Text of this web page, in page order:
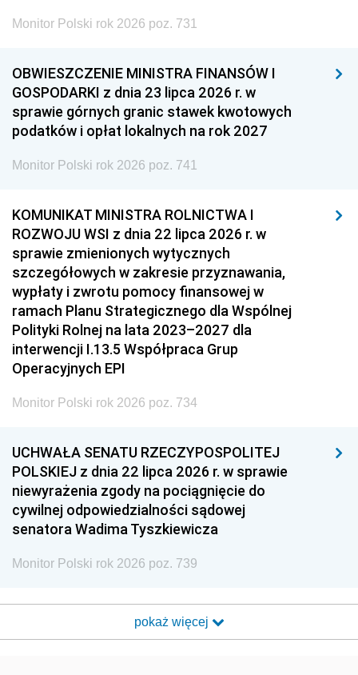
Monitor Polski rok 2026 poz. 731
OBWIESZCZENIE MINISTRA FINANSÓW I
GOSPODARKI z dnia 23 lipca 2026 r. w
sprawie górnych granic stawek kwotowych
podatków i opłat lokalnych na rok 2027
Monitor Polski rok 2026 poz. 741
KOMUNIKAT MINISTRA ROLNICTWA I
ROZWOJU WSI z dnia 22 lipca 2026 r. w
sprawie zmienionych wytycznych
szczegółowych w zakresie przyznawania,
wypłaty i zwrotu pomocy finansowej w
ramach Planu Strategicznego dla Wspólnej
Polityki Rolnej na lata 2023–2027 dla
interwencji I.13.5 Współpraca Grup
Operacyjnych EPI
Monitor Polski rok 2026 poz. 734
UCHWAŁA SENATU RZECZYPOSPOLITEJ
POLSKIEJ z dnia 22 lipca 2026 r. w sprawie
niewyrażenia zgody na pociągnięcie do
cywilnej odpowiedzialności sądowej
senatora Wadima Tyszkiewicza
Monitor Polski rok 2026 poz. 739
pokaż więcej